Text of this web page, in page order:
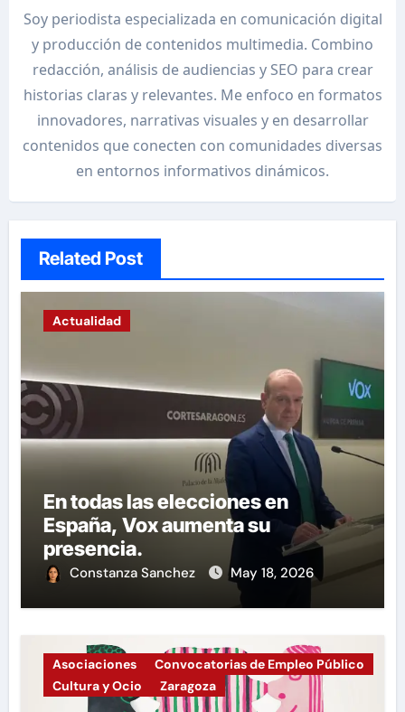
Soy periodista especializada en comunicación digital
y producción de contenidos multimedia. Combino
redacción, análisis de audiencias y SEO para crear
historias claras y relevantes. Me enfoco en formatos
innovadores, narrativas visuales y en desarrollar
contenidos que conecten con comunidades diversas
en entornos informativos dinámicos.
Related Post
Actualidad
En todas las elecciones en
España, Vox aumenta su
presencia.
Constanza Sanchez May 18, 2026
Asociaciones
Convocatorias de Empleo Público
Cultura y Ocio
Zaragoza